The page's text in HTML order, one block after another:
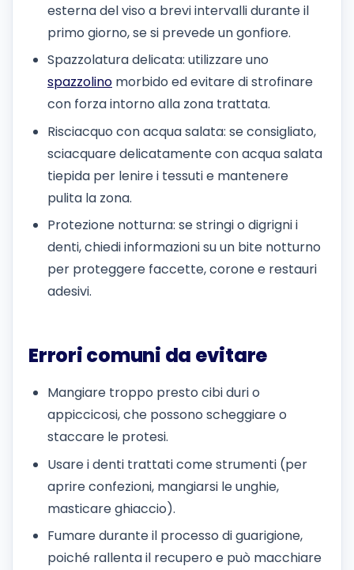
esterna del viso a brevi intervalli durante il
primo giorno, se si prevede un gonfiore.
Spazzolatura delicata: utilizzare uno
spazzolino morbido ed evitare di strofinare
con forza intorno alla zona trattata.
Risciacquo con acqua salata: se consigliato,
sciacquare delicatamente con acqua salata
tiepida per lenire i tessuti e mantenere
pulita la zona.
Protezione notturna: se stringi o digrigni i
denti, chiedi informazioni su un bite notturno
per proteggere faccette, corone e restauri
adesivi.
Errori comuni da evitare
Mangiare troppo presto cibi duri o
appiccicosi, che possono scheggiare o
staccare le protesi.
Usare i denti trattati come strumenti (per
aprire confezioni, mangiarsi le unghie,
masticare ghiaccio).
Fumare durante il processo di guarigione,
poiché rallenta il recupero e può macchiare